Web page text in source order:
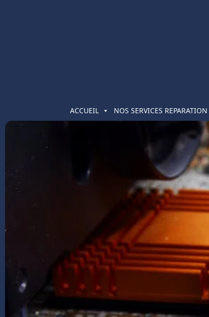
ACCUEIL NOS SERVICES REPARATION